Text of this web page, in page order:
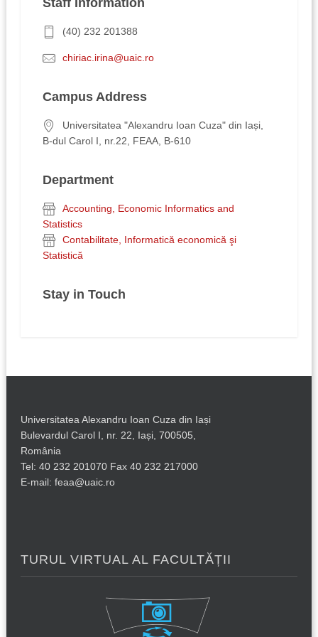
(40) 232 201388
chiriac.irina@uaic.ro
Campus Address
Universitatea "Alexandru Ioan Cuza" din Iași,
B-dul Carol I, nr.22, FEAA, B-610
Department
Accounting, Economic Informatics and
Statistics
Contabilitate, Informatică economică şi
Statistică
Stay in Touch
Universitatea Alexandru Ioan Cuza din Iași
Bulevardul Carol I, nr. 22, Iași, 700505,
România
Tel: 40 232 201070 Fax 40 232 217000
E-mail: feaa@uaic.ro
TURUL VIRTUAL AL FACULTĂȚII